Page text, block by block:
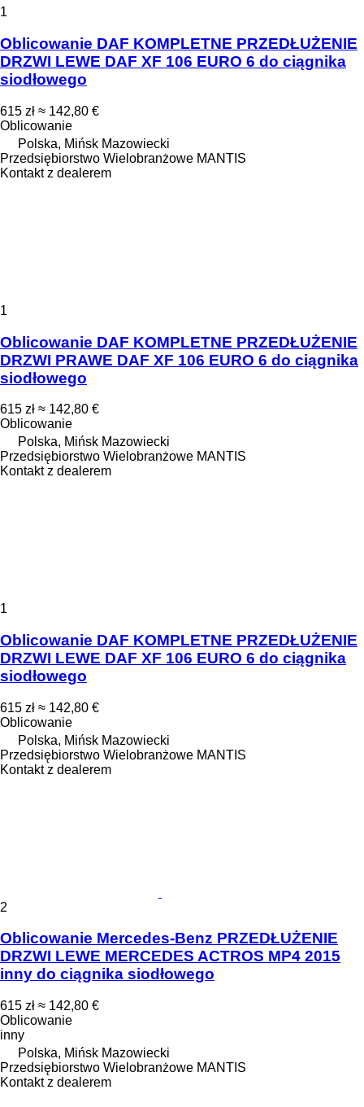
1
Oblicowanie DAF KOMPLETNE PRZEDŁUŻENIE
DRZWI LEWE DAF XF 106 EURO 6 do ciągnika
siodłowego
615 zł ≈ 142,80 €
Oblicowanie
Polska, Mińsk Mazowiecki
Przedsiębiorstwo Wielobranżowe MANTIS
Kontakt z dealerem
1
Oblicowanie DAF KOMPLETNE PRZEDŁUŻENIE
DRZWI PRAWE DAF XF 106 EURO 6 do ciągnika
siodłowego
615 zł ≈ 142,80 €
Oblicowanie
Polska, Mińsk Mazowiecki
Przedsiębiorstwo Wielobranżowe MANTIS
Kontakt z dealerem
1
Oblicowanie DAF KOMPLETNE PRZEDŁUŻENIE
DRZWI LEWE DAF XF 106 EURO 6 do ciągnika
siodłowego
615 zł ≈ 142,80 €
Oblicowanie
Polska, Mińsk Mazowiecki
Przedsiębiorstwo Wielobranżowe MANTIS
Kontakt z dealerem
2
Oblicowanie Mercedes-Benz PRZEDŁUŻENIE
DRZWI LEWE MERCEDES ACTROS MP4 2015
inny do ciągnika siodłowego
615 zł ≈ 142,80 €
Oblicowanie
inny
Polska, Mińsk Mazowiecki
Przedsiębiorstwo Wielobranżowe MANTIS
Kontakt z dealerem